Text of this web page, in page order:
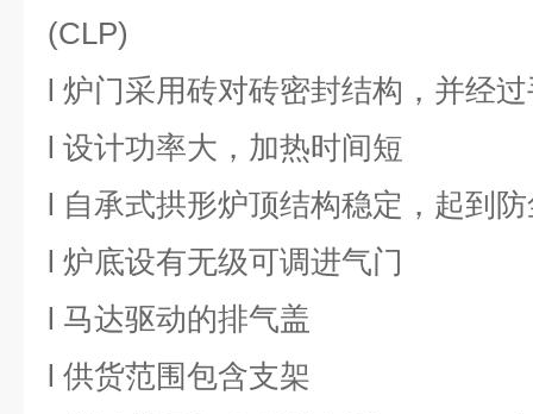
(CLP)
l 炉门采用砖对砖密封结构，并经
l 设计功率大，加热时间短
l 自承式拱形炉顶结构稳定，起到
l 炉底设有无级可调进气门
l 马达驱动的排气盖
l 供货范围包含支架